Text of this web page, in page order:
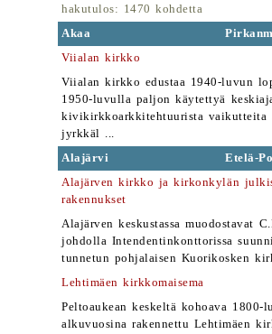
hakutulos: 1470 kohdetta
Akaa
Viialan kirkko
Viialan kirkko edustaa 1940-luvun
1950-luvulla paljon käytettyä
kivikirkkoarkkitehtuurista vaikutteita
jyrkkäl ...
Alajärvi
Etelä-
Alajärven kirkko ja kirkonkylän
rakennukset
Alajärven keskustassa muodostavat
johdolla Intendentinkonttorissa
tunnetun pohjalaisen Kuorikosken
Lehtimäen kirkkomaisema
Peltoaukean keskeltä kohoava 1800-
alkuvuosina rakennettu Lehtimäen